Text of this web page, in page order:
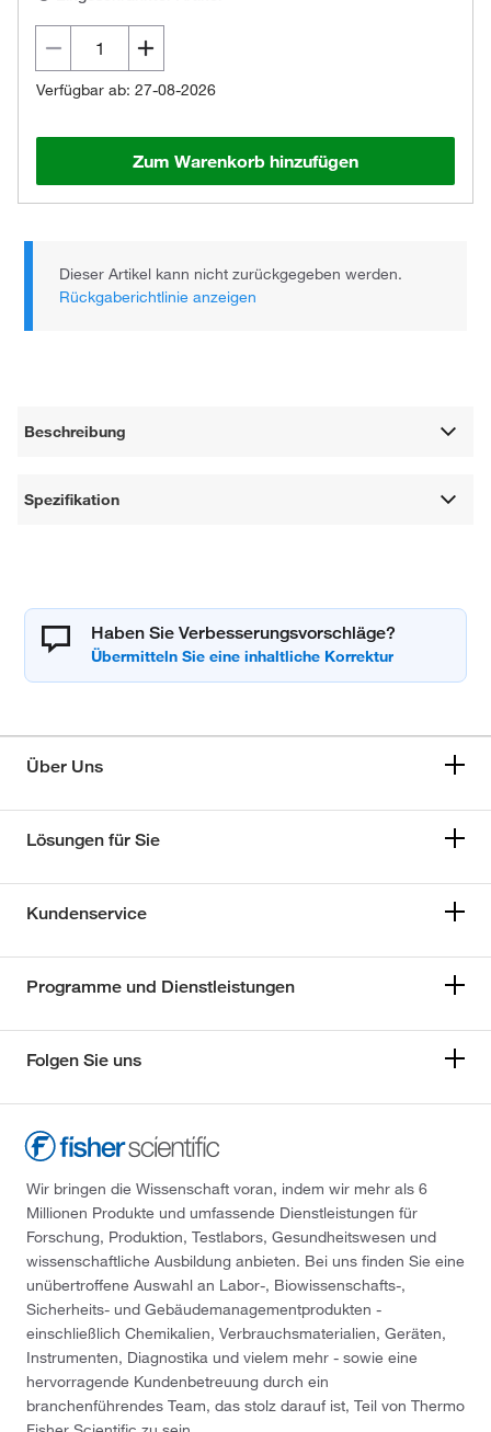
Verfügbar ab: 27-08-2026
Zum Warenkorb hinzufügen
Dieser Artikel kann nicht zurückgegeben werden.
Rückgaberichtlinie anzeigen
Beschreibung
Spezifikation
Haben Sie Verbesserungsvorschläge?
Über Uns
Lösungen für Sie
Kundenservice
Programme und Dienstleistungen
Folgen Sie uns
Wir bringen die Wissenschaft voran, indem wir mehr als 6
Millionen Produkte und umfassende Dienstleistungen für
Forschung, Produktion, Testlabors, Gesundheitswesen und
wissenschaftliche Ausbildung anbieten. Bei uns finden Sie eine
unübertroffene Auswahl an Labor-, Biowissenschafts-,
Sicherheits- und Gebäudemanagementprodukten -
einschließlich Chemikalien, Verbrauchsmaterialien, Geräten,
Instrumenten, Diagnostika und vielem mehr - sowie eine
hervorragende Kundenbetreuung durch ein
branchenführendes Team, das stolz darauf ist, Teil von Thermo